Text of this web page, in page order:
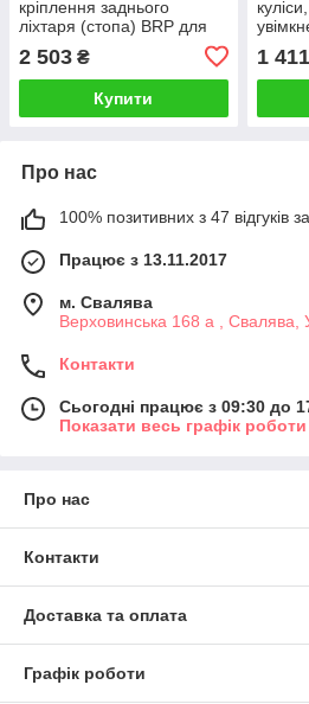
кріплення заднього
ліхтаря (стопа) BRP для
Outlander 800 650 500 400
2 503 ₴
Купити
BRP
Am
1 411
Про нас
100% позитивних з 47 відгуків
Працює з 13.11.2017
м. Свалява
Верховинська 168 а , Свалява,
Контакти
Сьогодні працює з 09:30 до
Показати весь графік роботи
Про нас
Контакти
Доставка та оплата
Графік роботи